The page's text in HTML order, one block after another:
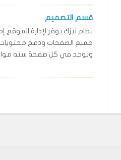
قسم التصميم
​نظام نيزك يوفر لإدارة الموقع
جميع الصفحات ودمج
ويوجد في كل صفحة سته